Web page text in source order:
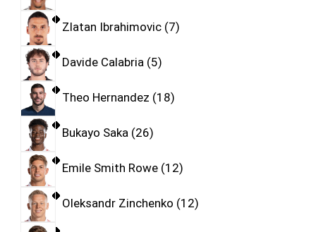
Zlatan Ibrahimovic 7
Davide Calabria 5
Theo Hernandez 18
Bukayo Saka 26
Emile Smith Rowe 12
Oleksandr Zinchenko 12